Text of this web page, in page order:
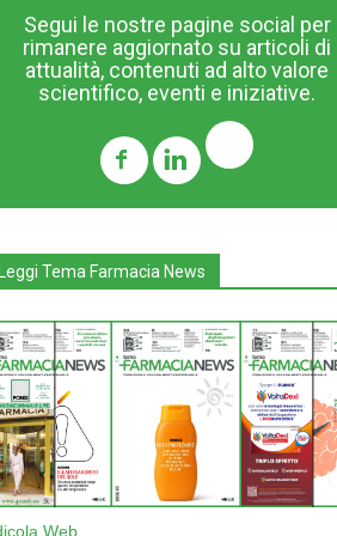
Segui le nostre pagine social per
rimanere aggiornato su articoli di
attualità, contenuti ad alto valore
scientifico, eventi e iniziative.
Tema Farmacia News
Web